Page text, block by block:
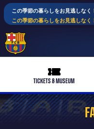
この季節の暮らしをお見逃しなく
この季節の暮らしをお見逃しなく
ticket-full
TICKETS & MUSEUM